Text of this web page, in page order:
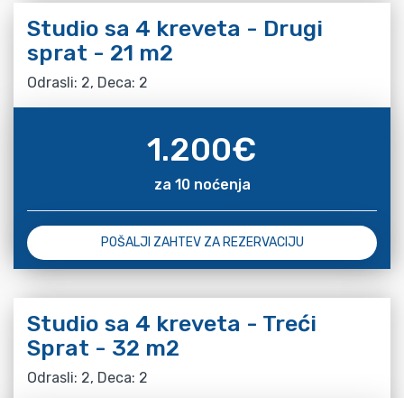
Studio sa 4 kreveta - Drugi
sprat - 21 m2
Odrasli: 2, Deca: 2
1.200€
za 10 noćenja
POŠALJI ZAHTEV ZA REZERVACIJU
Studio sa 4 kreveta - Treći
Sprat - 32 m2
Odrasli: 2, Deca: 2